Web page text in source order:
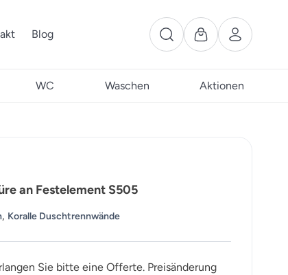
Blog
WC Waschen Aktionen
an Festelement S505
, Koralle Duschtrennwände
Sie bitte eine Offerte. Preisänderung